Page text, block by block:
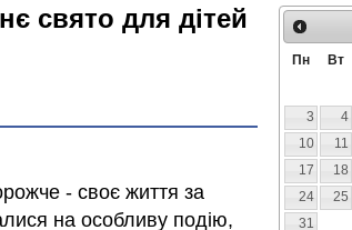
свято для дітей
- своє життя за
на особливу подію,
Пн Вт
3
4
10
11
17
18
24
25
31